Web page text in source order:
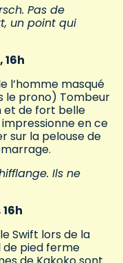
Pas de
un point qui
l’homme masqué
le prono) Tombeur
et de fort belle
en ce
sur la pelouse de
Ils ne
Swift lors de la
pied ferme